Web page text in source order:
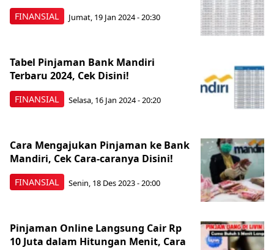
FINANSIAL Jumat, 19 Jan 2024 - 20:30
FINANSIAL
Tabel Pinjaman Bank Mandiri
Terbaru 2024, Cek Disini!
Selasa, 16 Jan 2024 - 20:20
FINANSIAL
Cara Mengajukan Pinjaman ke Bank
Mandiri, Cek Cara-caranya Disini!
Senin, 18 Des 2023 - 20:00
Pinjaman Online Langsung Cair Rp
10 Juta dalam Hitungan Menit, Cara